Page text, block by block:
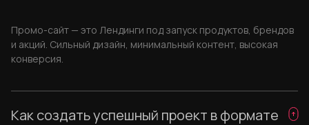
Промо-сайт — это Лендинги под запуск продуктов, брендов
и акций. Сильный дизайн, минимальный контент, высокая
конверсия.
Как создать успешный проект в формате